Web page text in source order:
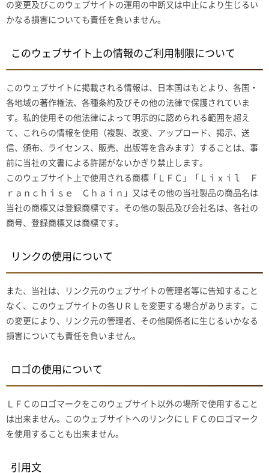
の変更及びこのウェブサイトの運用の中断又は中止により生じるい
かなる損害についても責任を負いません。
このウェブサイト上の情報のご利用制限について
このウェブサイトに掲載される情報は、日本国はもとより、各国・
各地域の著作権法、各種条約及びその他の法律で保護されていま
す。私的使用その他法律によって明示的に認められる範囲を超え
て、これらの情報を使用（複製、改変、アップロード、掲示、送
信、頒布、ライセンス、販売、出版等を含みます）することは、事
前に当社の文書による許諾がないかぎり禁止します。
このウェブサイト上で使用される商標「ＬＦＣ」「Ｌｉｘｉｌ Ｆ
ｒａｎｃｈｉｓｅ Ｃｈａｉｎ」又はその他の当社製品の商品名は
当社の商標又は登録商標です。その他の製品及び会社名は、各社の
商号、登録商標又は商標です。
リンクの使用について
また、当社は、リンク元のウェブサイトの管理者等に告知すること
なく、このウェブサイトの各ＵＲＬを変更する場合があります。こ
の変更により、リンク元の管理者、その他関係者に生じるいかなる
損害についても責任を負いません。
ロゴの使用について
ＬＦＣのロゴマークをこのウェブサイト以外の場所で使用すること
は出来ません。このウェブサイトへのリンクにＬＦＣのロゴマーク
を使用することも出来ません。
引用文